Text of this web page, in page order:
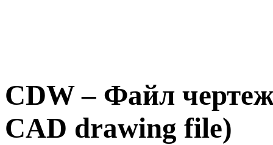
CDW – Файл
CAD drawing file)